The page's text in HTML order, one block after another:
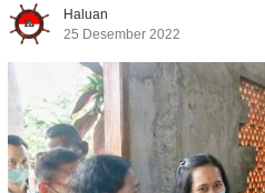
Haluan
25 Desember 2022